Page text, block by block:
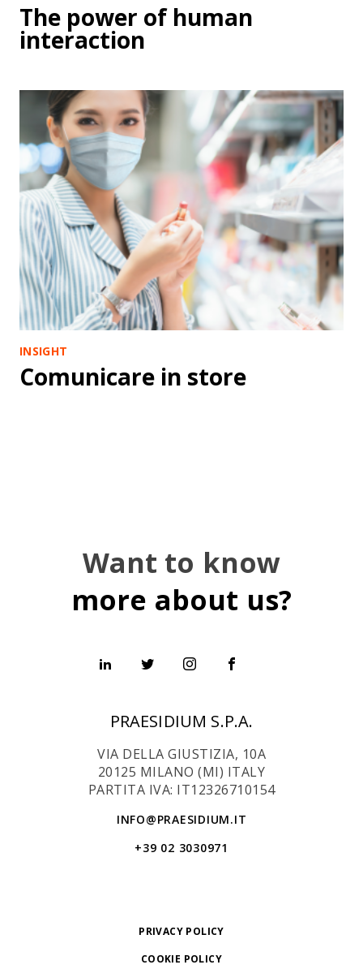
The power of human
interaction
INSIGHT
Comunicare in store
Want to know
more about us?
PRAESIDIUM S.P.A.
VIA DELLA GIUSTIZIA, 10A
20125 MILANO (MI) ITALY
PARTITA IVA: IT12326710154
INFO@PRAESIDIUM.IT
+39 02 3030971
PRIVACY POLICY
COOKIE POLICY